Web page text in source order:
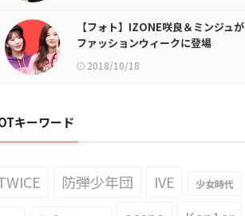
【フォト】IZONE咲良＆ミンジュが
ファッションウィークに登場
2018/10/18
キーワード
防弾少年団 IVE 少女時代